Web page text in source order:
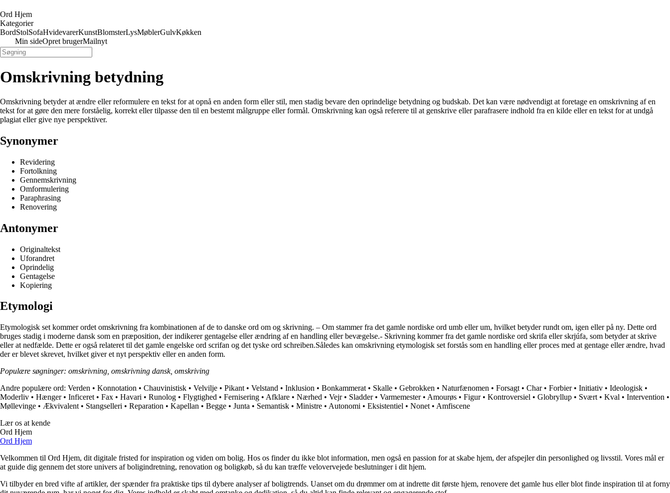
Ord Hjem
Kategorier
BordStolSofaHvidevarerKunstBlomsterLysMøblerGulvKøkken
Min sideOpret brugerMailnyt
Omskrivning betydning
Omskrivning betyder at ændre eller reformulere en tekst for at opnå en anden form eller stil, men stadig bevare den oprindelige betydning og budskab. Det kan være nødvendigt at foretage en omskrivning af en
tekst for at gøre den mere forståelig, korrekt eller tilpasse den til en bestemt målgruppe eller formål. Omskrivning kan også referere til at genskrive eller parafrasere indhold fra en kilde eller en tekst for at undgå
plagiat eller give nye perspektiver.
Synonymer
Revidering
Fortolkning
Gennemskrivning
Omformulering
Paraphrasing
Renovering
Antonymer
Originaltekst
Uforandret
Oprindelig
Gentagelse
Kopiering
Etymologi
Etymologisk set kommer ordet omskrivning fra kombinationen af de to danske ord om og skrivning. – Om stammer fra det gamle nordiske ord umb eller um, hvilket betyder rundt om, igen eller på ny. Dette ord
bruges stadig i moderne dansk som en præposition, der indikerer gentagelse eller ændring af en handling eller bevægelse.- Skrivning kommer fra det gamle nordiske ord skrifa eller skrjúfa, som betyder at skrive
eller at nedfælde. Dette er også relateret til det gamle engelske ord scrifan og det tyske ord schreiben.Således kan omskrivning etymologisk set forstås som en handling eller proces med at gentage eller ændre, hvad
der er blevet skrevet, hvilket giver et nyt perspektiv eller en anden form.
Populære søgninger: omskrivning, omskrivning dansk, omskriving
Andre populære ord: Verden • Konnotation • Chauvinistisk • Velvilje • Pikant • Velstand • Inklusion • Bonkammerat • Skalle • Gebrokken • Naturfænomen • Forsagt • Char• Forbier• Initiativ • Ideologisk •
Moderliv • Hænger• Inficeret • Fax • Havari • Runolog • Flygtighed • Fernisering • Afklare • Nærhed • Vejr• Sladder• Varmemester• Amourøs • Figur• Kontroversiel • Globryllup • Svært • Kval • Intervention •
Møllevinge • Ækvivalent • Stangselleri • Reparation • Kapellan • Begge • Junta • Semantisk • Ministre • Autonomi • Eksistentiel • Nonet • Amfiscene
Lær os at kende
Ord Hjem
Ord Hjem
Velkommen til Ord Hjem, dit digitale fristed for inspiration og viden om bolig. Hos os finder du ikke blot information, men også en passion for at skabe hjem, der afspejler din personlighed og livsstil. Vores mål er
at guide dig gennem det store univers af boligindretning, renovation og boligkøb, så du kan træffe velovervejede beslutninger i dit hjem.
Vi tilbyder en bred vifte af artikler, der spænder fra praktiske tips til dybere analyser af boligtrends. Uanset om du drømmer om at indrette dit første hjem, renovere det gamle hus eller blot finde inspiration til at forny